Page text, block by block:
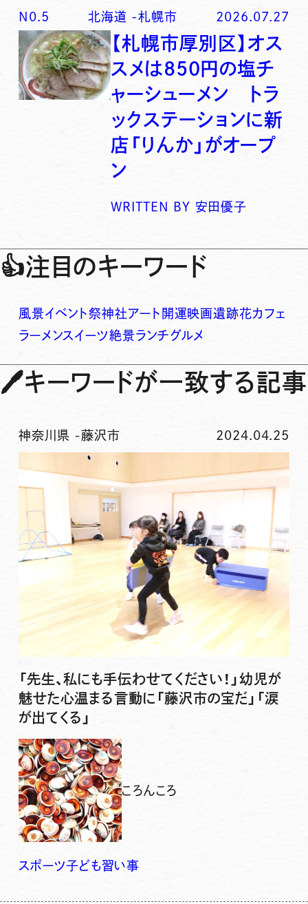
N0. 5 北海道 -札幌市 2026.07.27
【札幌市厚別区】オス
スメは850円の塩チ
ャーシューメン トラ
ックステーションに新
店「りんか」がオープ
ン
WRITTEN BY 安田優子
👍注目のキーワード
風景イベント祭神社アート 開運映画遺跡花カフェ
ラーメンスイーツ絶景ランチグルメ
🖊キーワードが一致する記事
神奈川県 -藤沢市 2024.04.25
「先生、私にも手伝わせてください！」幼児が
魅せた心温まる言動に「藤沢市の宝だ」「涙
が出てくる」
ころんころ
スポーツ子ども習い事